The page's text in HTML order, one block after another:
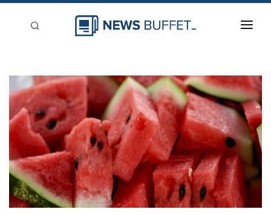
新聞稿分類
登入
刊登